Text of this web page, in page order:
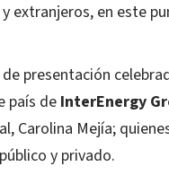
extranjeros, en este
presentación
país de InterEnergy
Carolina Mejía;
y privado.